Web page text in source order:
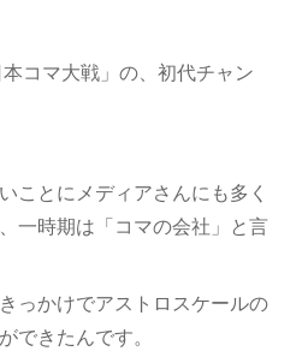
マ大戦」の、初代チャン
ことにメディアさんにも多く
一時期は「コマの会社」と言
っかけでアストロスケールの
できたんです。